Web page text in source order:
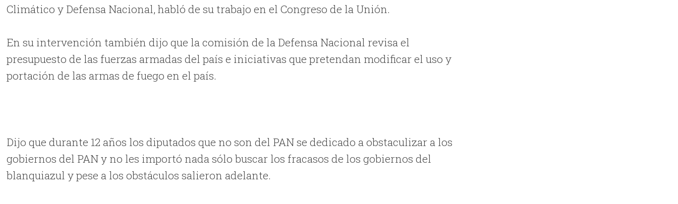
Climático y Defensa Nacional, habló de su trabajo en el Congreso de la Unión.
En su intervención también dijo que la comisión de la Defensa Nacional revisa el
presupuesto de las fuerzas armadas del país e iniciativas que pretendan modificar el uso y
portación de las armas de fuego en el país.
Dijo que durante 12 años los diputados que no son del PAN se dedicado a obstaculizar a los
gobiernos del PAN y no les importó nada sólo buscar los fracasos de los gobiernos del
blanquiazul y pese a los obstáculos salieron adelante.